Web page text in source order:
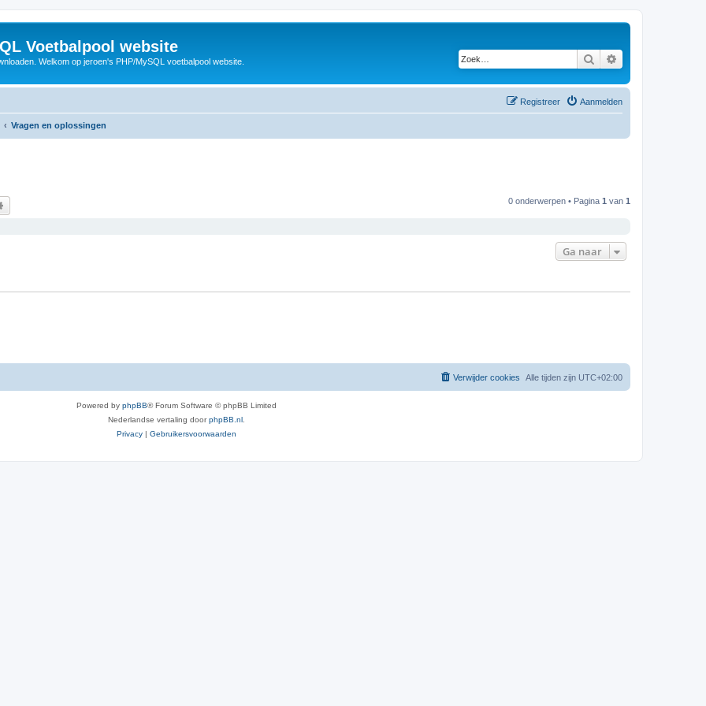
Voetbalpool website
Welkom op jeroen's PHP/MySQL voetbalpool website. Zoek
Aanmelden
Registreer
Vragen en oplossingen
0 onderwerpen • Pagina 1 van 1
Ga naar
Alle tijden zijn UTC+02:00
Verwijder cookies
Powered by phpBB® Forum Software © phpBB Limited
Nederlandse vertaling doorphpBB.nl
Privacy | Gebruikersvoorwaarden